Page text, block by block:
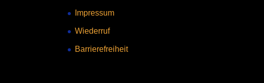
Impressum
Wiederruf
Barrierefreiheit